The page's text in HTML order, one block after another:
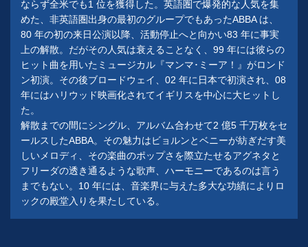
ならず全米でも1 位を獲得した。英語圏で爆発的な人気を集
めた、非英語圏出身の最初のグループでもあったABBA は、
80 年の初の来日公演以降、活動停止へと向かい83 年に事実
上の解散。だがその人気は衰えることなく、99 年には彼らの
ヒット曲を用いたミュージカル『マンマ･ミーア！』がロンド
ン初演。その後ブロードウェイ、02 年に日本で初演され、08
年にはハリウッド映画化されてイギリスを中心に大ヒットし
た。
解散までの間にシングル、アルバム合わせて2 億5 千万枚をセ
ールスしたABBA。その魅力はビョルンとベニーが紡ぎだす美
しいメロディ、その楽曲のポップさを際立たせるアグネタと
フリーダの透き通るような歌声、ハーモニーであるのは言う
までもない。10 年には、音楽界に与えた多大な功績によりロ
ックの殿堂入りを果たしている。